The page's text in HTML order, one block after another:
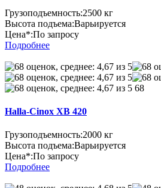
Грузоподъемность:2500 кг
Высота подъема:Варьируется
Цена*:По запросу
Подробнее
68
Halla-Cinox XB 420
Грузоподъемность:2000 кг
Высота подъема:Варьируется
Цена*:По запросу
Подробнее